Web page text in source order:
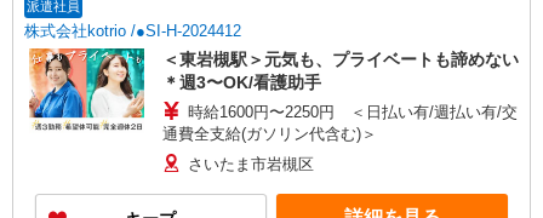
派遣社員
株式会社kotrio /●SI-H-2024412
＜東岩槻駅＞元気も、プライベートも諦めない
＊週3〜OK/看護助手
時給1600円〜2250円 ＜日払い有/週払い有/交
通費全支給(ガソリン代含む)＞
さいたま市岩槻区